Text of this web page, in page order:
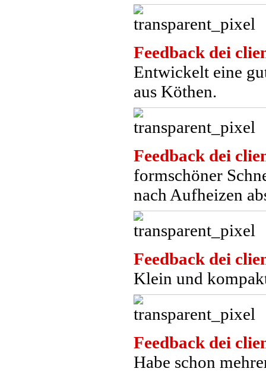
Feedback dei
Entwickelt eine
aus Köthen.
Feedback dei
formschöner
nach Aufheizen
Feedback dei
Klein und
Feedback dei
Habe schon